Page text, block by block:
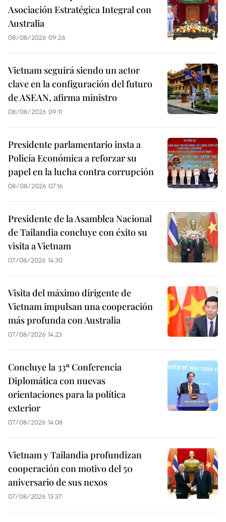
Asociación Estratégica Integral con
Australia
08/08/2026 09:26
Vietnam seguirá siendo un actor
clave en la configuración del futuro
de ASEAN, afirma ministro
08/08/2026 09:11
Presidente parlamentario insta a
Policía Económica a reforzar su
papel en la lucha contra corrupción
08/08/2026 07:16
Presidente de la Asamblea Nacional
de Tailandia concluye con éxito su
visita a Vietnam
07/08/2026 14:30
Visita del máximo dirigente de
Vietnam impulsan una cooperación
más profunda con Australia
07/08/2026 14:23
Concluye la 33ª Conferencia
Diplomática con nuevas
orientaciones para la política
exterior
07/08/2026 14:08
Vietnam y Tailandia profundizan
cooperación con motivo del 50
aniversario de sus nexos
07/08/2026 13:37